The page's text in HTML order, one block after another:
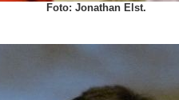
Foto: Jonathan Elst.